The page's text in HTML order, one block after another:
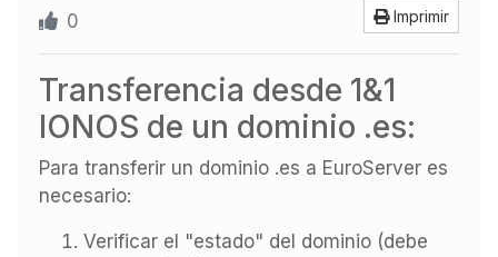
Imprimir
0
Transferencia desde 1&1
IONOS de un dominio .es:
Para transferir un dominio .es a EuroServer es
necesario:
Verificar el "estado" del dominio (debe